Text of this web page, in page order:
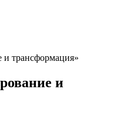
трансформация»
и